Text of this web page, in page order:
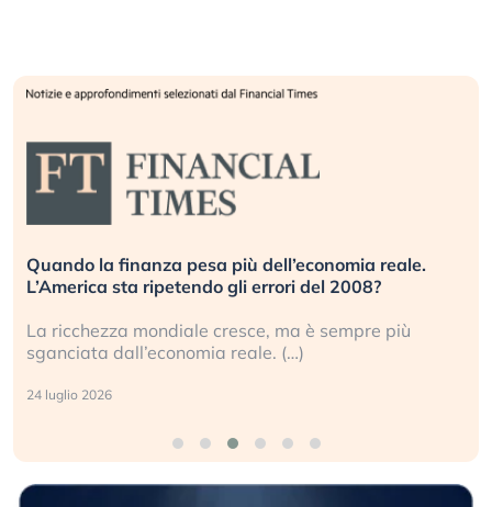
Quando la finanza pesa più dell’economia reale.
L’America sta ripetendo gli errori del 2008?
La ricchezza mondiale cresce, ma è sempre più
sganciata dall’economia reale. (…)
24 luglio 2026